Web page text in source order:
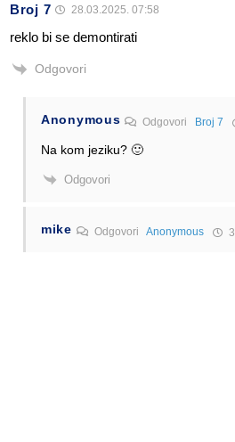
Broj 7 28.03.2025. 07:58
reklo bi se demontirati
Odgovori
Anonymous Odgovori Broj 7
Na kom jeziku? 🙂
Odgovori
mike Odgovori Anonymous